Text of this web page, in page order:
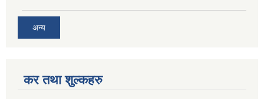
अन्य
कर तथा शुल्कहरु